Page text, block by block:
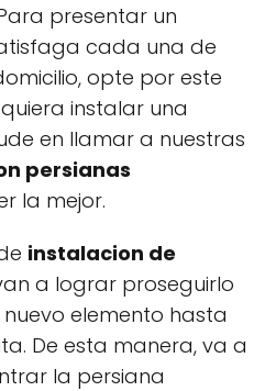
presentar un
cada una de
opte por este
instalar una
en llamar a nuestras
persianas
la mejor.
instalacion de
a lograr proseguirlo
elemento hasta
De esta manera, va a
la persiana